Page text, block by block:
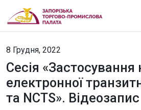
8 Грудня, 2022
Сесія «Застосування
електронної
та NCTS». Відеозапис